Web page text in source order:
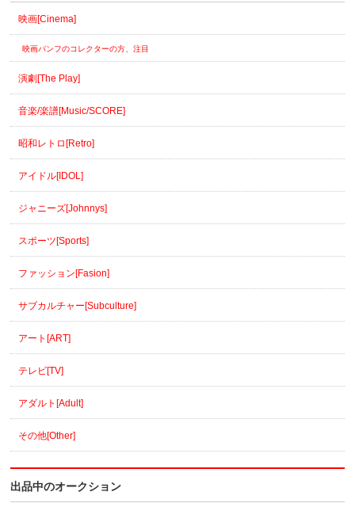
映画[Cinema]
映画パンフのコレクターの方、注目
演劇[The Play]
音楽/楽譜[Music/SCORE]
昭和レトロ[Retro]
アイドル[IDOL]
ジャニーズ[Johnnys]
スポーツ[Sports]
ファッション[Fasion]
サブカルチャー[Subculture]
アート[ART]
テレビ[TV]
アダルト[Adult]
その他[Other]
出品中のオークション